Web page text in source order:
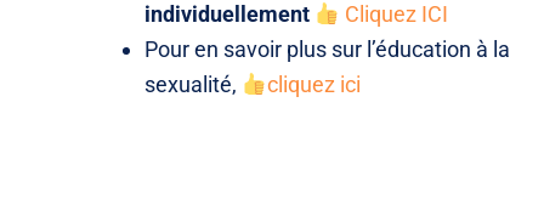
individuellement
Cliquez ICI
Pour en savoir plus sur l’éducation à la
sexualité,
cliquez ici